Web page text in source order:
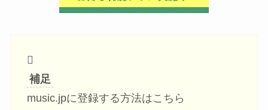
補足
music.jpに登録する方法はこちら